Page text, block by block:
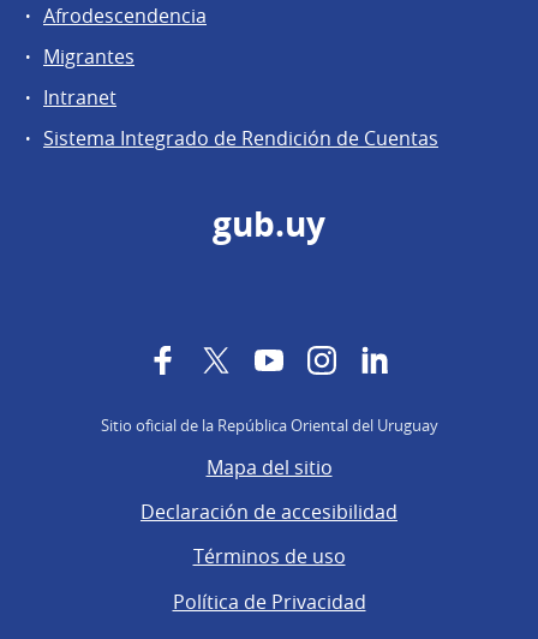
Afrodescendencia
Migrantes
Intranet
Sistema Integrado de Rendición de Cuentas
gub.uy
FacebookTwitterYouTubeInstagram
Sitio oficial de la República Oriental del Uruguay
Mapa del sitio
Declaración de accesibilidad
Términos de uso
Política de Privacidad